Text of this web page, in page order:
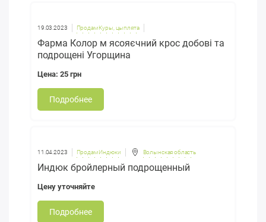
19.03.2023 Продам Куры, цыплята
Фарма Колор м ясояєчний крос добові та
подрощені Угорщина
Цена: 25 грн
Подробнее
11.04.2023 Продам Индюки Волынская область
Индюк бройлерный подрощенный
Цену уточняйте
Подробнее